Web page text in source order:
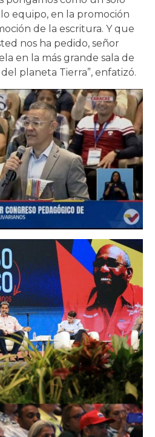
equipo, en la promoción
de la escritura. Y que
nos ha pedido, señor
en la más grande sala de
planeta Tierra”, enfatizó.